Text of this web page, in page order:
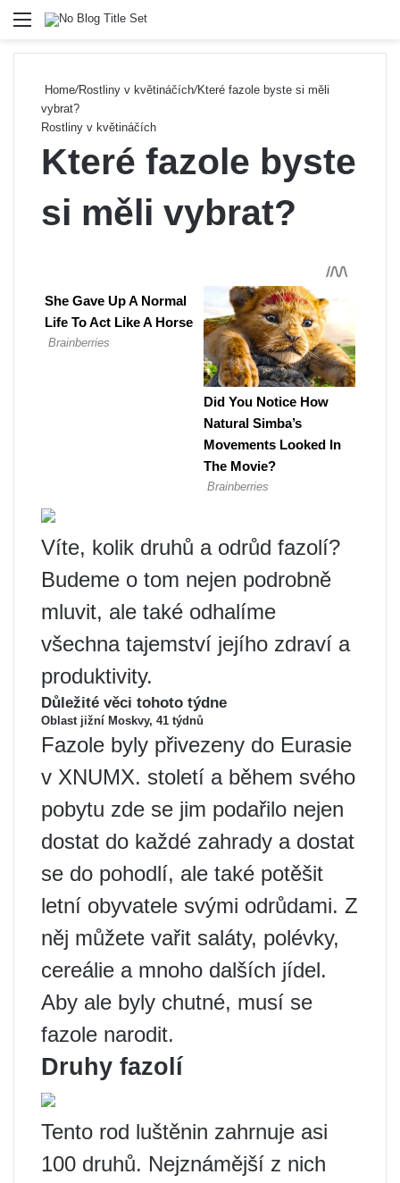
Menu
Home/Rostliny v květináčích/Které fazole byste si měli
vybrat?
Rostliny v květináčích
Které fazole byste
si měli vybrat?
Víte, kolik druhů a odrůd fazolí?
Budeme o tom nejen podrobně
mluvit, ale také odhalíme
všechna tajemství jejího zdraví a
produktivity.
Důležité věci tohoto týdne
Oblast jižní Moskvy, 41 týdnů
Fazole byly přivezeny do Eurasie
v XNUMX. století a během svého
pobytu zde se jim podařilo nejen
dostat do každé zahrady a dostat
se do pohodlí, ale také potěšit
letní obyvatele svými odrůdami. Z
něj můžete vařit saláty, polévky,
cereálie a mnoho dalších jídel.
Aby ale byly chutné, musí se
fazole narodit.
Druhy fazolí
Tento rod luštěnin zahrnuje asi
100 druhů. Nejznámější z nich